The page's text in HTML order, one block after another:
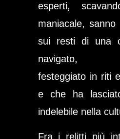
esperti,
maniacale,
sui resti di una
navigato,
festeggiato in riti
e che ha
indelebile nella
Fra i relitti più